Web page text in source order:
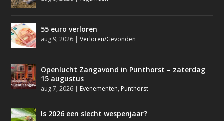
55 euro verloren
aug 9, 2026 |Verloren/Gevonden
Openlucht Zangavond in Punthorst – zaterdag
15 augustus
aug 7, 2026 | Evenementen, Punthorst
Is 2026 een slecht wespenjaar?